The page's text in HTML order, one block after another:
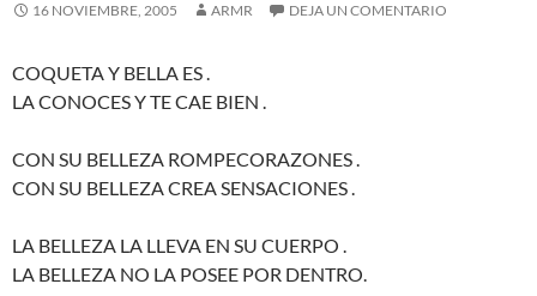
16 NOVIEMBRE, 2005 ARMR DEJA UN COMENTARIO
COQUETA Y BELLA ES .
LA CONOCES Y TE CAE BIEN .
CON SU BELLEZA ROMPECORAZONES .
CON SU BELLEZA CREA SENSACIONES .
LA BELLEZA LA LLEVA EN SU CUERPO .
LA BELLEZA NO LA POSEE POR DENTRO.